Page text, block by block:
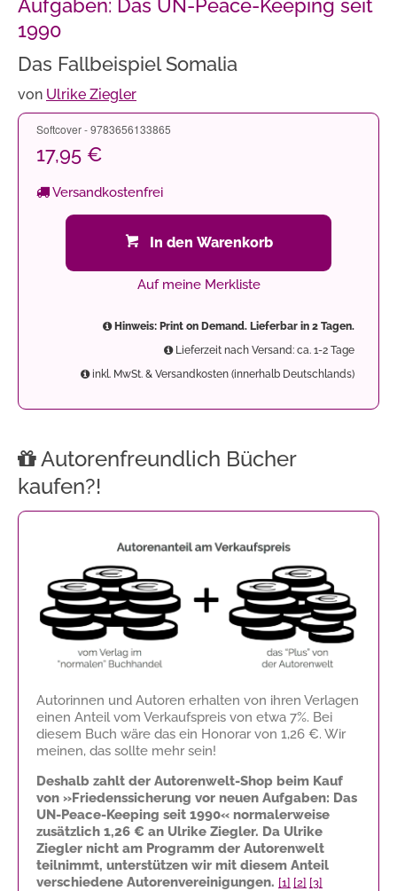
Aufgaben: Das UN-Peace-Keeping seit
1990
Das Fallbeispiel Somalia
von Ulrike Ziegler
Softcover - 9783656133865
17,95 €
Versandkostenfrei
In den Warenkorb
Auf meine Merkliste
Hinweis: Print on Demand. Lieferbar in 2 Tagen.
Lieferzeit nach Versand: ca. 1-2 Tage
inkl. MwSt. & Versandkosten (innerhalb Deutschlands)
Autorenfreundlich Bücher
kaufen?!
Autorinnen und Autoren erhalten von ihren Verlagen
einen Anteil vom Verkaufspreis von etwa 7%. Bei
diesem Buch wäre das ein Honorar von 1,26 €. Wir
meinen, das sollte mehr sein!
Deshalb zahlt der Autorenwelt-Shop beim Kauf
von »Friedenssicherung vor neuen Aufgaben: Das
UN-Peace-Keeping seit 1990« normalerweise
zusätzlich 1,26 € an Ulrike Ziegler. Da Ulrike
Ziegler nicht am Programm der Autorenwelt
teilnimmt, unterstützen wir mit diesem Anteil
verschiedene Autorenvereinigungen. [1] [2] [3]